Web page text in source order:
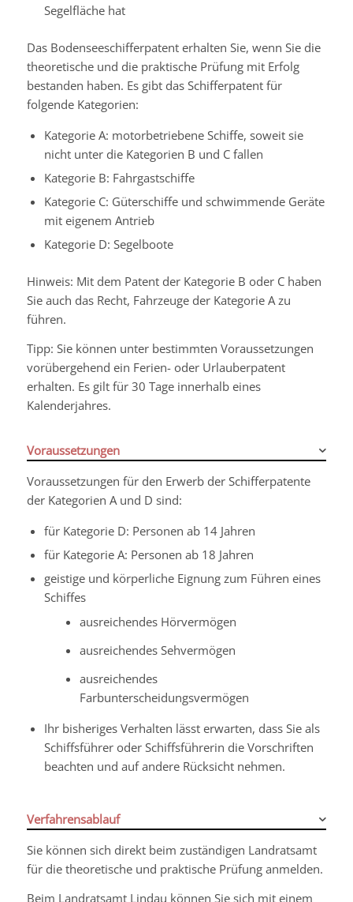
Segelfläche hat
Das Bodenseeschifferpatent erhalten Sie, wenn Sie die
theoretische und die praktische Prüfung mit Erfolg
bestanden haben. Es gibt das Schifferpatentfür
folgende Kategorien:
Kategorie A: motorbetriebene Schiffe, soweit sie
nicht unter die Kategorien B und C fallen
Kategorie B: Fahrgastschiffe
Kategorie C: Güterschiffe und schwimmende Geräte
mit eigenem Antrieb
Kategorie D: Segelboote
Hinweis: Mit dem Patent der Kategorie B oder C haben
Sie auch das Recht, Fahrzeuge der Kategorie A zu
führen.
Tipp: Sie können unter bestimmten Voraussetzungen
vorübergehend ein Ferien- oder Urlauberpatent
erhalten. Es gilt für 30 Tage innerhalb eines
Kalenderjahres.
Voraussetzungen
Voraussetzungen für den Erwerb der Schifferpatente
der Kategorien A und D sind:
für Kategorie D: Personen ab 14 Jahren
für Kategorie A: Personen ab 18 Jahren
geistige und körperliche Eignung zum Führen eines
Schiffes
ausreichendes Hörvermögen
ausreichendes Sehvermögen
ausreichendes
Farbunterscheidungsvermögen
Ihr bisheriges Verhalten lässt erwarten, dass Sie als
Schiffsführer oder Schiffsführerin die Vorschriften
beachten und auf andere Rücksicht nehmen.
Verfahrensablauf
Sie können sich direkt beim zuständigen Landratsamt
für die theoretische und praktische Prüfung anmelden.
Beim Landratsamt Lindau können Sie sich mit einem